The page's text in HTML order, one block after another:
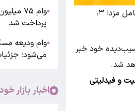
بانک اول ، بهمن‌موتور مزایده عمومی محصولات مازاد، مستهلک و آسیب‌دیده خود شامل مزدا ۳،
خود خبر
شد.
فیدلیتی الیت و فیدلیتی
●
وام ۷۵
پرداخت شد
●وام ودیعه
می‌شود؛
اخبار بازار